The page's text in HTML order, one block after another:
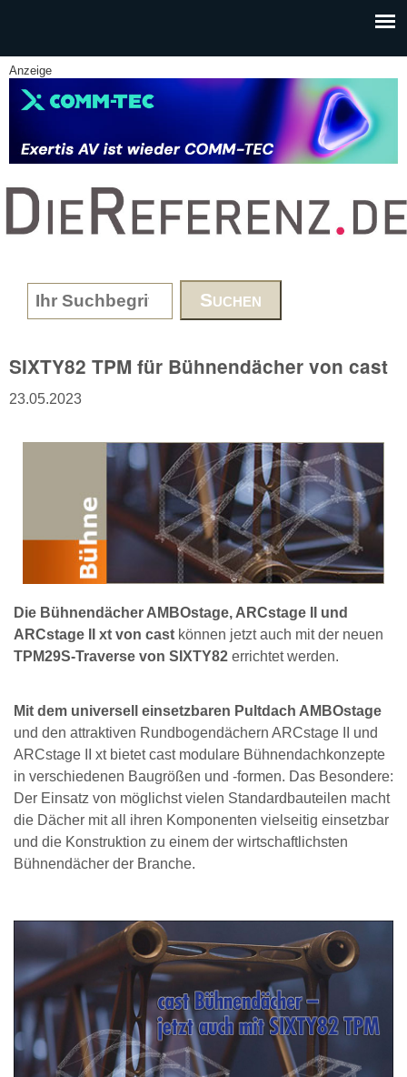
Anzeige
www.DieReferenz.de
Search form
SIXTY82 TPM für Bühnendächer von cast
23.05.2023
Die Bühnendächer AMBOstage, ARCstage II und
ARCstage II xt von cast können jetzt auch mit der neuen
TPM29S-Traverse von SIXTY82 errichtet werden.
Mit dem universell einsetzbaren Pultdach AMBOstage
und den attraktiven Rundbogendächern ARCstage II und
ARCstage II xt bietet cast modulare Bühnendachkonzepte
in verschiedenen Baugrößen und -formen. Das Besondere:
Der Einsatz von möglichst vielen Standardbauteilen macht
die Dächer mit all ihren Komponenten vielseitig einsetzbar
und die Konstruktion zu einem der wirtschaftlichsten
Bühnendächer der Branche.